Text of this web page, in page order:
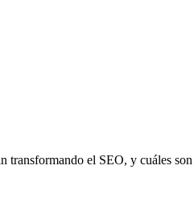
el SEO, y cuáles son